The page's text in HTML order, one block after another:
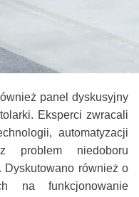
panel dyskusyjny
Eksperci zwracali
automatyzacji
problem niedoboru
Dyskutowano również o
na funkcjonowanie